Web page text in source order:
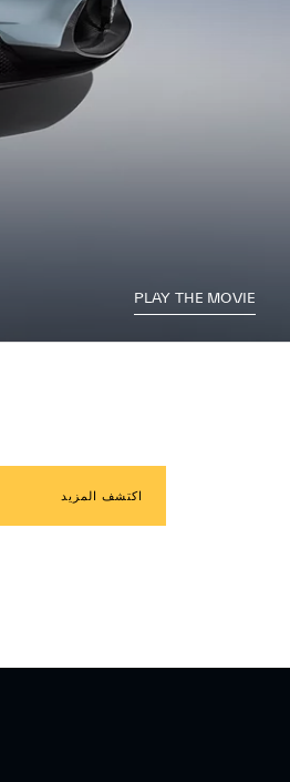
PLAY THE MOVIE
اكتشف المزيد